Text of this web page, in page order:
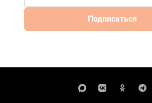
Подписаться